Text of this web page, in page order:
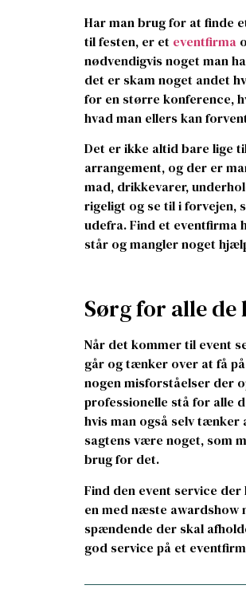
Har man brug for at finde
til festen, er et eventfirma
nødvendigvis noget man
det er skam noget andet
for en større konference,
hvad man ellers kan
Det er ikke altid bare lige
arrangement, og der er
mad, drikkevarer,
rigeligt og se til i forvejen,
udefra. Find et eventfirma
står og mangler noget
Sørg for alle de
Når det kommer til event
går og tænker over at få
nogen misforståelser der
professionelle stå for alle
hvis man også selv tænker
sagtens være noget, som
brug for det.
Find den event service
en med næste awardshow
spændende der skal
god service på et